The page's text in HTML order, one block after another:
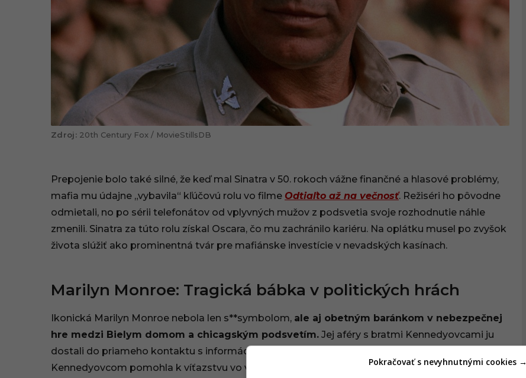
20th Century Fox / MovieStillsDB
Prepojenie bolo také silné, že keď mal Sinatra v 50. rokoch vážne finančné a hlasové problémy,
mafia mu údajne „vybavila“ kľúčovú rolu vo filme Odtiaľto až na večnosť. Režiséri ho pôvodne
odmietali, no po sérii telefonátov od vplyvných mužov z podsvetia svoje rozhodnutie náhle
zmenili. Sinatra za túto rolu získal Oscara, čo mu zachránilo kariéru. Na oplátku musel po zvyšok
života slúžiť ako prominentná tvár pre mafiánske investície v nevadských kasínach.
Marilyn Monroe: Tragická bábka v politických hrách
Ikonická Marilyn Monroe nebola len s**symbolom, ale aj obetným baránkom v nebezpečnej
hre medzi Bielym domom a chicagským podsvetím. Jej aféry s bratmi Kennedyovcami ju
dostali do priameho kontaktu s informáciami, ktoré mali ostať utajené. Mafia, ktorá
Kennedyovcom pomohla k víťazstvu vo voľbách a neskôr sa cítila zradená ich bojom proti
Pokračovať s nevyhnutnými cookies →